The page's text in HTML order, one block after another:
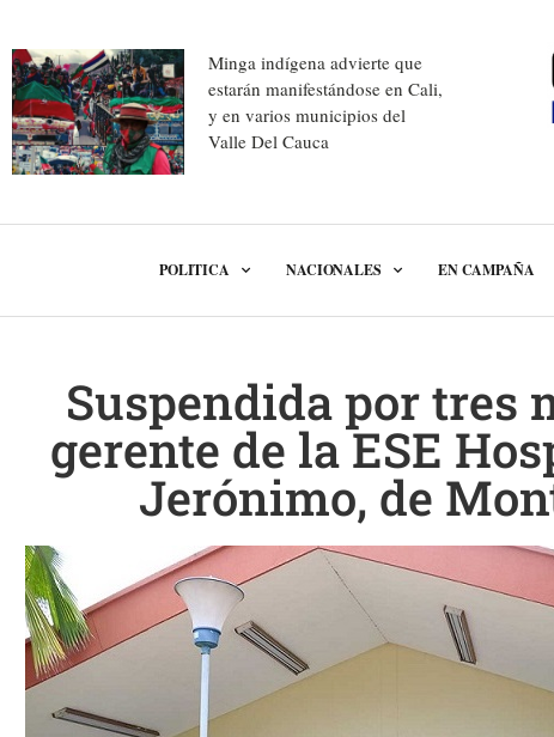
Minga indígena advierte que
estarán manifestándose en Cali,
y en varios municipios del
Valle Del Cauca
POLITICA NACIONALES EN CAMPAÑA
Suspendida por tres
gerente de la ESE
Jerónimo, de